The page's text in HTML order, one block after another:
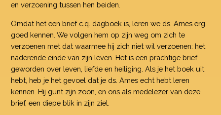
en verzoening tussen hen beiden.
Omdat het een brief c.q. dagboek is, leren we ds. Ames erg
goed kennen. We volgen hem op zijn weg om zich te
verzoenen met dat waarmee hij zich niet wil verzoenen: het
naderende einde van zijn leven. Het is een prachtige brief
geworden over leven, liefde en heiliging. Als je het boek uit
hebt, heb je het gevoel dat je ds. Ames echt hebt leren
kennen. Hij gunt zijn zoon, en ons als medelezer van deze
brief, een diepe blik in zijn ziel.